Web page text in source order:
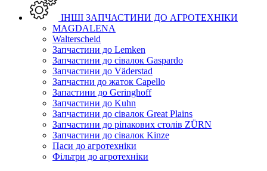
ІНШІ ЗАПЧАСТИНИ ДО АГРОТЕХНІКИ
MAGDALENA
Walterscheid
Запчастини до Lemken
Запчастини до сівалок Gaspardo
Запчастини до Väderstad
Запчастни до жаток Capello
Запастини до Geringhoff
Запчастини до Kuhn
Запчастини до сівалок Great Plains
Запчастини до ріпакових столів ZÜRN
Запчастини до сівалок Kinze
Паси до агротехніки
Фільтри до агротехніки